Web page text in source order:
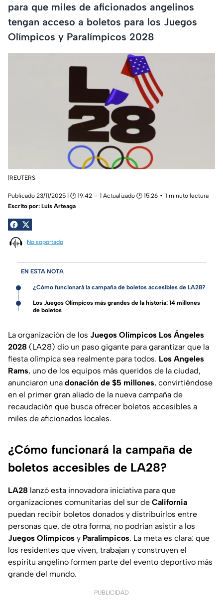
para que miles de aficionados angelinos
tengan acceso a boletos para los Juegos
Olímpicos y Paralímpicos 2028
|REUTERS
Publicado 23/11/2025 | 🕑 19:42 | Actualizado 🕑 15:26
1 minuto lectura
Escrito por: Luis Arteaga
No soportado
EN ESTA NOTA
¿Cómo funcionará la campaña de boletos accesibles de LA28?
Los Juegos Olímpicos más grandes de la historia: 14 millones
de boletos
La organización de los Juegos Olímpicos Los Ángeles
2028 (LA28) dio un paso gigante para garantizar que la
fiesta olímpica sea realmente para todos. Los Angeles
Rams, uno de los equipos más queridos de la ciudad,
anunciaron una donación de $5 millones, convirtiéndose
en el primer gran aliado de la nueva campaña de
recaudación que busca ofrecer boletos accesibles a
miles de aficionados locales.
¿Cómo funcionará la campaña de
boletos accesibles de LA28?
LA28 lanzó esta innovadora iniciativa para que
organizaciones comunitarias del sur de California
puedan recibir boletos donados y distribuirlos entre
personas que, de otra forma, no podrían asistir a los
Juegos Olímpicos y Paralímpicos. La meta es clara: que
los residentes que viven, trabajan y construyen el
espíritu angelino formen parte del evento deportivo más
grande del mundo.
PUBLICIDAD